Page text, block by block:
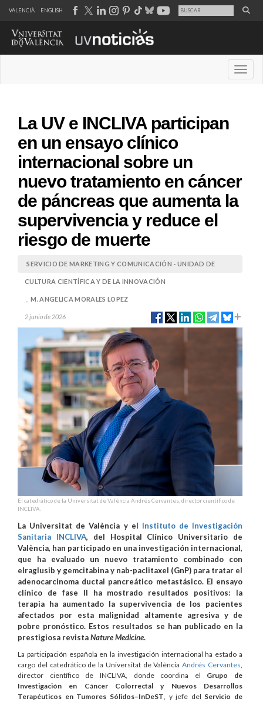
VALENCIÀ ENGLISH
La UV e INCLIVA participan
en un ensayo clínico
internacional sobre un
nuevo tratamiento en cáncer
de páncreas que aumenta la
supervivencia y reduce el
riesgo de muerte
SERVICIO DE MARKETING Y COMUNICACIÓN - UNIDAD DE
CULTURA CIENTÍFICA Y DE LA INNOVACIÓN
M. ANGELICA MORALES LOPEZ
2 junio de 2026
El catedrático de la Universitat de València Andrés Cervantes, director científico de
INCLIVA.
La Universitat de València y el Instituto de Investigación
Sanitaria INCLIVA, del Hospital Clínico Universitario de
València, han participado en una investigación internacional,
que ha evaluado un nuevo tratamiento combinado con
elraglusib y gemcitabina y nab-paclitaxel (GnP) para tratar el
adenocarcinoma ductal pancreático metastásico. El ensayo
clínico de fase II ha mostrado resultados positivos: la
terapia ha aumentado la supervivencia de los pacientes
afectados por esta malignidad altamente agresiva y de
pobre pronóstico. Estos resultados se han publicado en la
prestigiosa revistaNature Medicine.
La participación española en la investigación internacional ha estado a
cargo del catedrático de la Universitat de ValènciaAndrés Cervantes,
director científico de INCLIVA, donde coordina el Grupo de
Investigación en Cáncer Colorrectal y Nuevos Desarrollos
Terapéuticos en Tumores Sólidos–InDeST, y jefe del Servicio de